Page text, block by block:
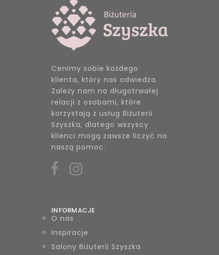
Cenimy sobie każdego
klienta, który nas odwiedza.
Zależy nam na długotrwałej
relacji z osobami, które
korzystają z usług Biżuterii
Szyszka, dlatego wszyscy
klienci mogą zawsze liczyć na
naszą pomoc.
INFORMACJE
O nas
Inspiracje
Salony Biżuterii Szyszka